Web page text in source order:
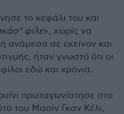
το κεφάλι του και
φίλε», χωρίς να
ανάμεσα σε εκείνον και
ήταν γνωστό ότι οι
εδώ και χρόνια.
πρωταγωνίστησε στο
του Μασίν Γκαν Κέλι,